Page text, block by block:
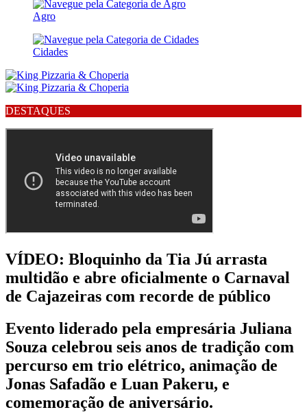
Agro
Cidades
DESTAQUES
VÍDEO: Bloquinho da Tia Jú arrasta
multidão e abre oficialmente o Carnaval
de Cajazeiras com recorde de público
Evento liderado pela empresária Juliana
Souza celebrou seis anos de tradição com
percurso em trio elétrico, animação de
Jonas Safadão e Luan Pakeru, e
comemoração de aniversário.